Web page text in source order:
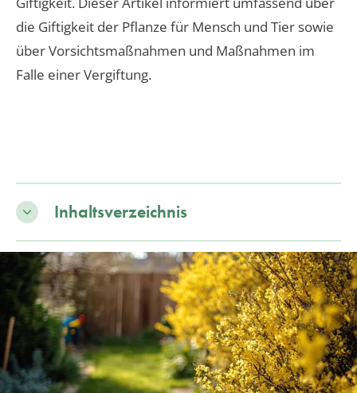
die Giftigkeit der Pflanze für Mensch und Tier sowie
über Vorsichtsmaßnahmen und Maßnahmen im
Falle einer Vergiftung.
Inhaltsverzeichnis